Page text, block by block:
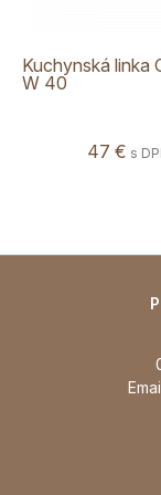
Kuchynská linka
W 40
47 € s